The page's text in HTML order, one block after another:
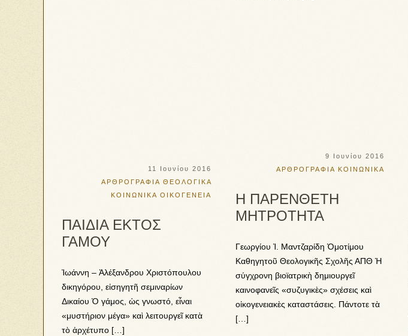
11 Ιουνίου 2016
ΑΡΘΡΟΓΡΑΦΙΑ ΘΕΟΛΟΓΙΚΑ
ΚΟΙΝΩΝΙΚΑ ΟΙΚΟΓΕΝΕΙΑ
ΠΑΙΔΙΑ ΕΚΤΟΣ
ΓΑΜΟΥ
Ἰωάννη – Ἀλέξανδρου Χριστόπουλου
δικηγόρου, εἰσηγητῆ σεμιναρίων
Δικαίου Ὁ γάμος, ὡς γνωστό, εἶναι
«μυστήριον μέγα» καὶ λειτουργεῖ κατὰ
τὸ ἀρχέτυπο […]
9 Ιουνίου 2016
ΑΡΘΡΟΓΡΑΦΙΑ
ΚΟΙΝΩΝΙΚΑ
Η ΠΑΡΕΝΘΕΤΗ
ΜΗΤΡΟΤΗΤΑ
Γεωργίου Ἰ. Μαντζαρίδη Ὁμοτίμου
Καθηγητοῦ Θεολογικῆς Σχολῆς ΑΠΘ Ἡ
σύγχρονη βιοϊατρικὴ δημιουργεῖ
καινοφανεῖς «συζυγικὲς» σχέσεις καὶ
οἰκογενειακὲς καταστάσεις. Πάντοτε τὰ
[…]